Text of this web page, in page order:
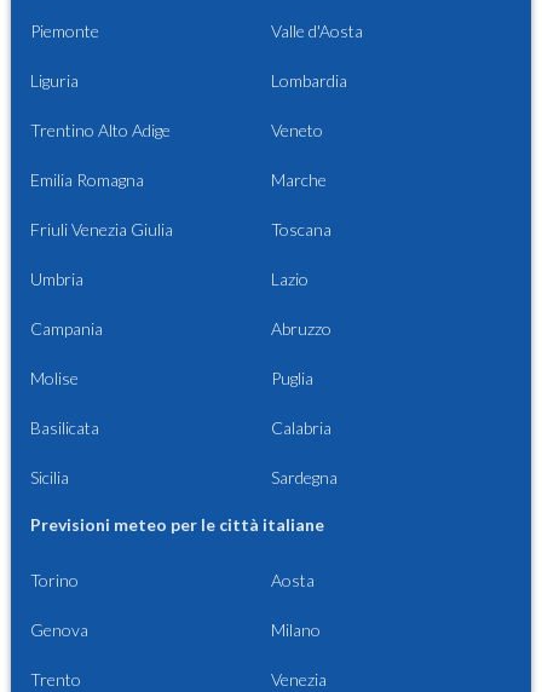
Piemonte Valle d'Aosta
Liguria Lombardia
Trentino Alto Adige Veneto
Emilia Romagna Marche
Friuli Venezia Giulia Toscana
Umbria Lazio
Campania Abruzzo
Molise Puglia
Basilicata Calabria
Sicilia Sardegna
Previsioni meteo per le città italiane
Torino Aosta
Genova Milano
Trento Venezia